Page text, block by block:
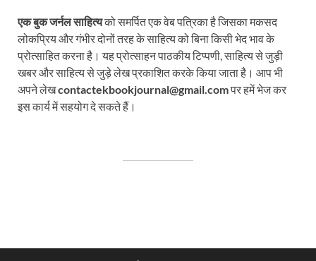
एक बुक जर्नल साहित्यको समर्पित एक वेब पत्रिका है जिसका मकसद
लोकप्रिय और गंभीर दोनों तरह के साहित्य को बिना किसी भेद भाव के
प्रोत्साहित करना है। यह प्रोत्साहन पाठकीय टिप्पणी, साहित्य से जुड़ी
खबर और साहित्य से जुड़े लेख प्रकाशित करके किया जाता है। आप भी
अपने लेखcontactekbookjournal@gmail.comपर हमें भेज कर
इस कार्य में सहयोग दे सकते हैं।